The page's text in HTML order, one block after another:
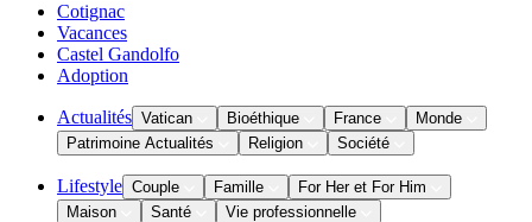
Cotignac
Vacances
Castel Gandolfo
Adoption
Actualités Vatican Bioéthique France
Monde
Patrimoine Actualités
Religion Société
Lifestyle Couple Famille
For Her et For Him
Maison
Santé Vie professionnelle